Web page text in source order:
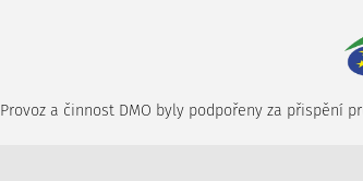
Provoz a činnost DMO byly podpořeny za přispění